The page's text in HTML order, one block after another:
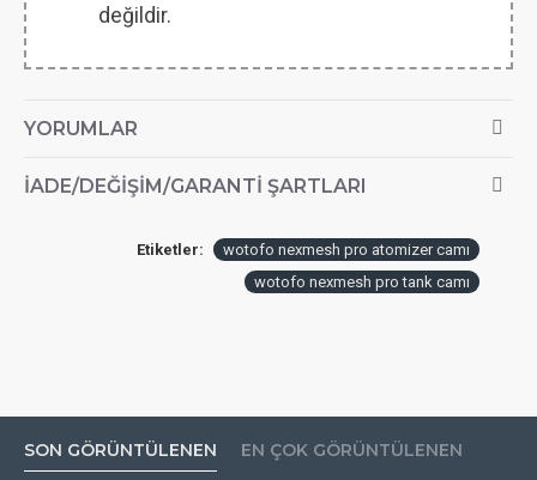
değildir.
YORUMLAR
İADE/DEĞIŞIM/GARANTI ŞARTLARI
Etiketler:
wotofo nexmesh pro atomizer camı
wotofo nexmesh pro tank camı
SON GÖRÜNTÜLENEN EN ÇOK GÖRÜNTÜLENEN